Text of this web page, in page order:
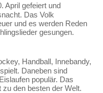
April gefeiert und
Das Volk
und es werden Reden
gesungen.
Handball, Innebandy,
Daneben sind
populär. Das
den besten der Welt.